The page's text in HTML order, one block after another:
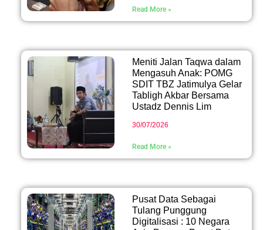
Read More »
Meniti Jalan Taqwa dalam
Mengasuh Anak: POMG
SDIT TBZ Jatimulya Gelar
Tabligh Akbar Bersama
Ustadz Dennis Lim
30/07/2026
Read More »
Pusat Data Sebagai
Tulang Punggung
Digitalisasi : 10 Negara